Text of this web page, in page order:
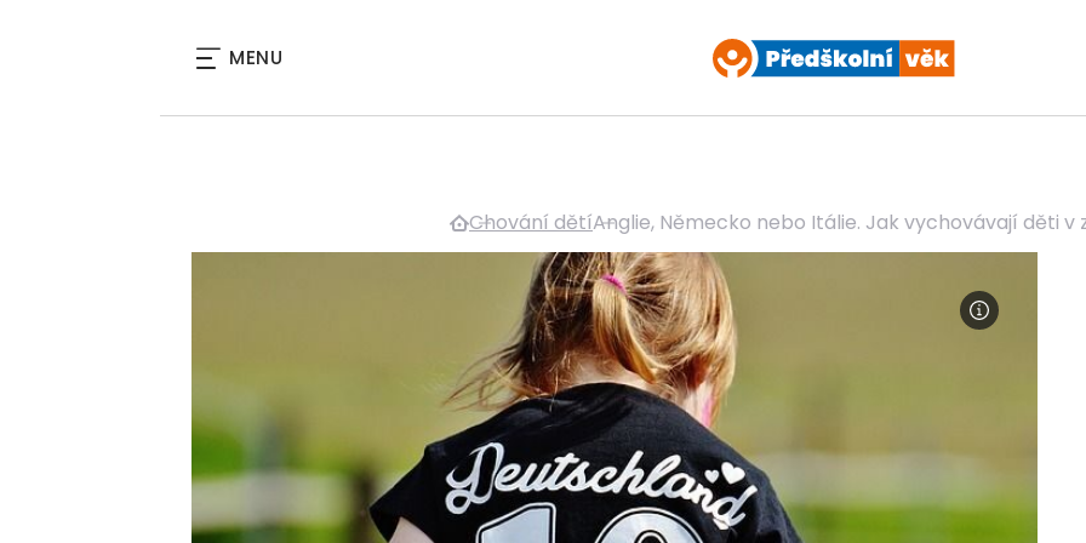
MENU
Chování dětíAnglie, Německo nebo Itálie. Jak vychovávají děti v